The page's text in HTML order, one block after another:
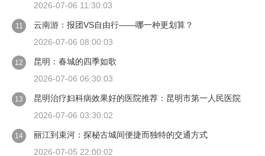
2026-07-06 11:30:03
11
云南游：报团VS自由行——哪一种更划算？
2026-07-06 08:00:03
12
昆明：春城的四季如歌
2026-07-06 06:30:03
13
昆明治疗妇科病效果好的医院推荐：昆明市第一人民医院
2026-07-06 03:30:02
14
丽江到束河：探秘古城间便捷而独特的交通方式
2026-07-05 22:00:02